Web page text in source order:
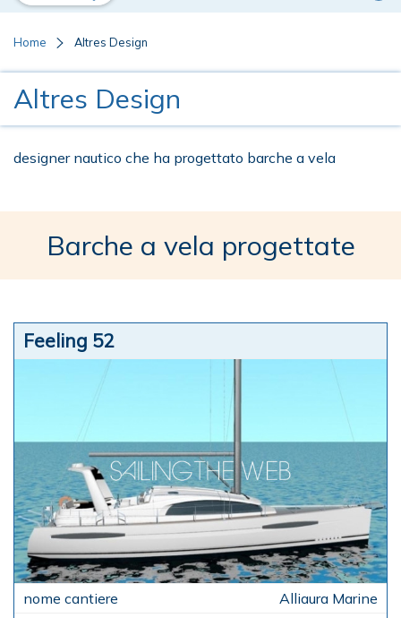
Home Altres Design
Altres Design
designer nautico che ha progettato barche a vela
Barche a vela progettate
Feeling 52
Alliaura Marine